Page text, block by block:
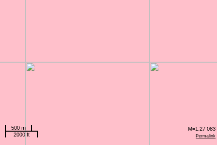
Permalink
500 m
2000 ft
M=1:27 083